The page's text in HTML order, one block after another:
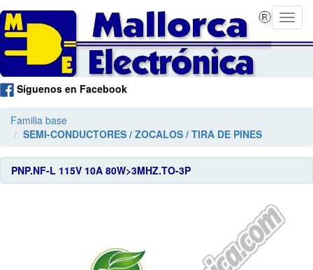
Síguenos en Facebook
Familia base
SEMI-CONDUCTORES / ZOCALOS / TIRA DE PINES
PNP.NF-L 115V 10A 80W>3MHZ.TO-3P